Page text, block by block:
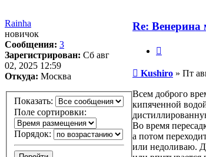
Re: Венерина
Сообщение
Kushiro » Пт
Всем доброго
кипяченной
Во время
а потом
или недоливаю.
Rainha
новичок
Сообщения: 3
Зарегистрирован: Сб авг
02, 2025 12:59
Откуда: Москва
Показать:
Поле сортировки:
Порядок: